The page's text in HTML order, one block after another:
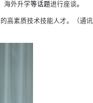
海外升学等话题进行座谈。
高素质技术技能人才。 （通讯